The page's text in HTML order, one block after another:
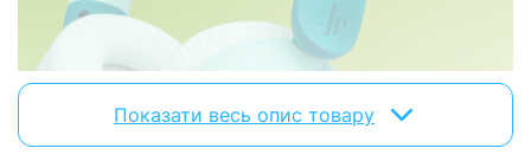
Фізичні характеристики
Матеріал амбушюр:
екошкіра
Матеріал корпусу:
пластик
Вага:
124.5 г
Показати весь опис товару